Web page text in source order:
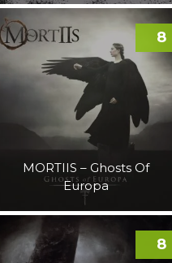
MORTIIS – Ghosts Of
Europa
8
8